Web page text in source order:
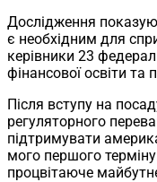
Дослідження
є необхідним для
керівники 23
фінансової освіти
Після вступу на
регуляторного
підтримувати
мого першого
процвітаюче